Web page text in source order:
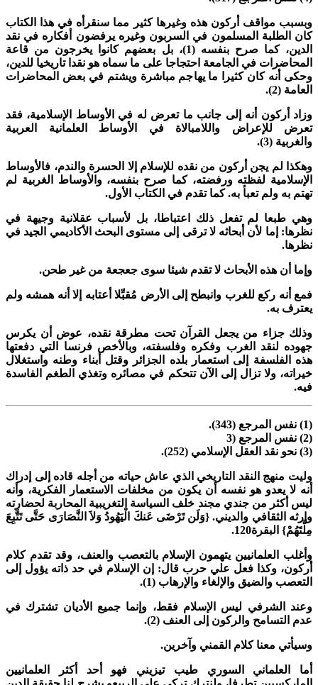
مواقف أركون هذه وغيرها كثير مما سنقرأه في هذا الكتاب
الطلبة المسلمون في السربون وغيره يرفضون أفكاره في نقد
كما صرح
بنفسه (1)، بل بعضهم كانوا يخرجون من قاعة
في الجامعة احتجاجا على ما سماه هو نقدا تاريخيا للدين،
أنه كان كثيرا ما يهاجم مباشرة ويشتم في بعض المحاضرات
(2).
أركون أنه إلى جانب ما تعرض له في الأوساط الإسلامية، فقد
للإعراض واللامبالاة في الأوساط العلمانية العربية
(3).
لم يجن أركون من نقده للإسلام إلا الحسرة والندم، فالأوساط
لفظته ورفضته، كما صرح بنفسه، والأوساط الغربية لم
به ولم تعبأ به. كما تقدم في الكتاب الأول.
طبعا لم تفعل ذلك اعتباطا، بل لأسباب عقلانية وجيهة في
إما لأن أبحاثه لا ترقى إلى مستوى البحث الأكاديمي الجيد في
أن هذه الأبحاث لا تقدم شيئا سوى جعجعة من غير طحن.
أنه ركع للغرب وانبطح إلى الأرض مُقبِّلا أعتابه إلا أنه همشه ولم
به.
جزاء من يجعل القرآن تحت مطرقة نقده، عوض أن يكرس
لنقد الغرب وفكره وفلسفته، وبالأخص فرنسا التي دفعتها
الفلسفة إلى استعمار بلده الجزائر وقتل أبناء وطنه واستغلال
ولا تزال إلى الآن تتحكم في مصائره وتغذي الطغم الفاسدة
منهج النقد التاريخي الذي عاش حياته من أجله قاده إلى إدراك
لايعدو هو نفسه أن يكون من مخلفات الاستعمار الفكرية، وأنه
أكثر من جندي مجند خلف السياسة التغريبية المحاربة لحضارته
الثقافي والديني. {وَلَن تَرْضَى عَنكَ الْيَهُودُ وَلاَ النَّصَارَى حَتَّى تَتَّبِعَ
البقرة120.
العلمانيين يتهمون الإسلام بالتعصب والعنف، وقد تقدم كلام
وكذا فعل علي حرب قال: إن الإسلام في حد ذاته يؤول إلى
والضيق والإلغاء والإرهاب (1).
الشرفي ليس الإسلام فقط، وإنما جميع الأديان تشترك في
التسامح والركون إلى العنف (2).
معنا كلام القمني وآخرين.
العلماني السوري طيب تيزيني فهو أحد أكثر العلمانيين